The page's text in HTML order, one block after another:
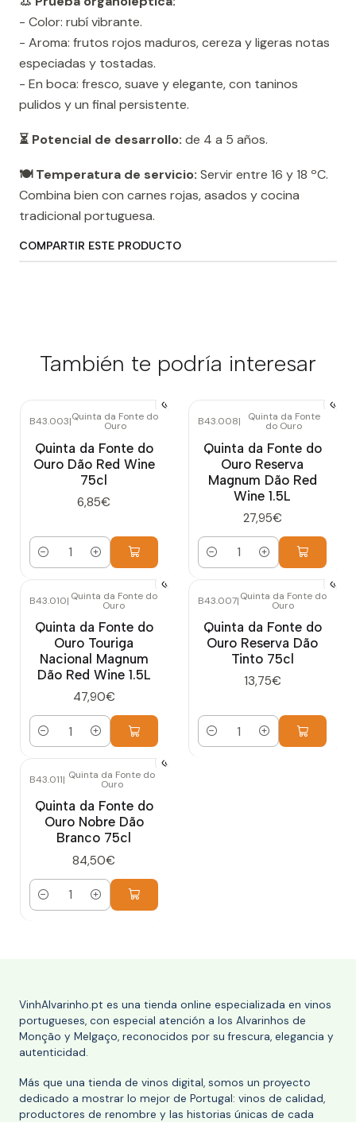
- Color: rubí vibrante.
- Aroma: frutos rojos maduros, cereza y ligeras notas
especiadas y tostadas.
- En boca: fresco, suave y elegante, con taninos
pulidos y un final persistente.
⏳ Potencial de desarrollo: de 4 a 5 años.
🍽️ Temperatura de servicio: Servir entre 16 y 18 ºC.
Combina bien con carnes rojas, asados ​​y cocina
tradicional portuguesa.
COMPARTIR ESTE PRODUCTO
También te podría interesar
B43.003|Quinta da Fonte do
Ouro
Quinta da Fonte do
Ouro Dão Red Wine
75cl
6,85€
Cantidad
B43.008| Quinta da Fonte
do Ouro
Quinta da Fonte do
Ouro Reserva
Magnum Dão Red
Wine 1.5L
27,95€
Cantidad
B43.010| Quinta da Fonte do
Ouro
Quinta da Fonte do
Ouro Touriga
Nacional Magnum
Dão Red Wine 1.5L
47,90€
Cantidad
B43.007|Quinta da Fonte do
Ouro
Quinta da Fonte do
Ouro Reserva Dão
Tinto 75cl
13,75€
Cantidad
B43.011| Quinta da Fonte do
Ouro
Quinta da Fonte do
Ouro Nobre Dão
Branco 75cl
84,50€
Cantidad
VinhAlvarinho.pt es una tienda online especializada en vinos
portugueses, con especial atención a los Alvarinhos de
Monção y Melgaço, reconocidos por su frescura, elegancia y
autenticidad.
Más que una tienda de vinos digital, somos un proyecto
dedicado a mostrar lo mejor de Portugal: vinos de calidad,
productores de renombre y las historias únicas de cada